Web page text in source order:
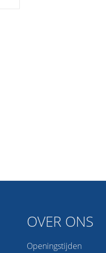
OVER ONS
Openingstijden